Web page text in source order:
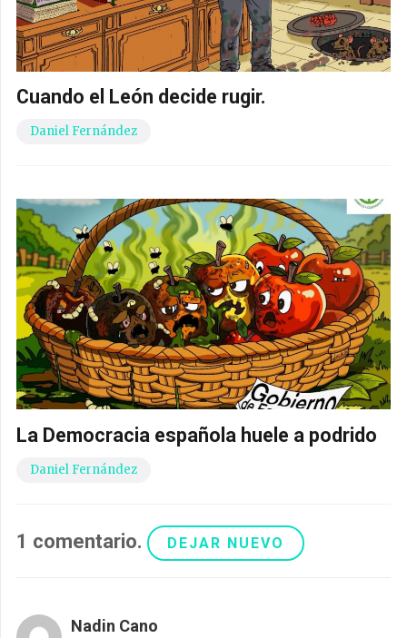
Cuando el León decide rugir.
Daniel Fernández
La Democracia española huele a podrido
Daniel Fernández
1 comentario. DEJAR NUEVO
Nadin Cano